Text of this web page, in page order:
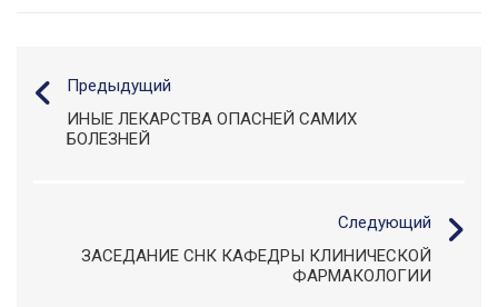
Предыдущий
ИНЫЕ ЛЕКАРСТВА ОПАСНЕЙ САМИХ
БОЛЕЗНЕЙ
Следующий
ЗАСЕДАНИЕ СНК КАФЕДРЫ КЛИНИЧЕСКОЙ
ФАРМАКОЛОГИИ